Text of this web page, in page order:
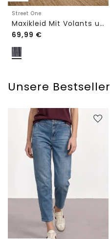
Street One
Maxikleid Mit Volants und Print
69,99 €
Unsere Bestseller